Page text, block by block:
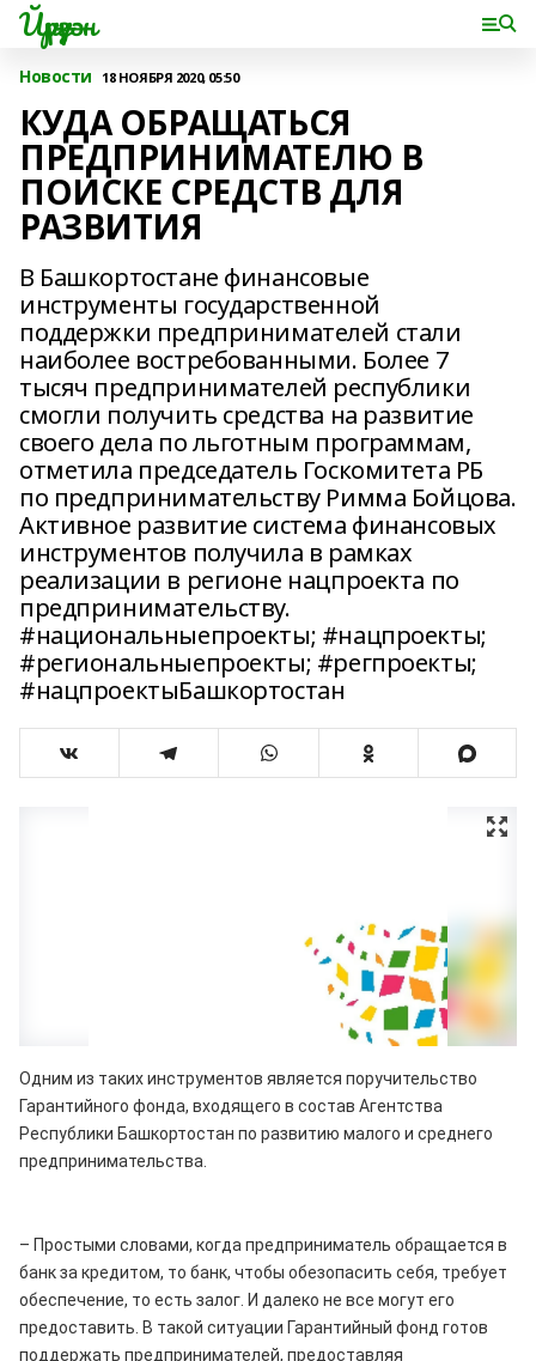
Йүрүҙән
Новости 18 НОЯБРЯ 2020, 05:50
КУДА ОБРАЩАТЬСЯ
ПРЕДПРИНИМАТЕЛЮ В
ПОИСКЕ СРЕДСТВ ДЛЯ
РАЗВИТИЯ
В Башкортостане финансовые
инструменты государственной
поддержки предпринимателей стали
наиболее востребованными. Более 7
тысяч предпринимателей республики
смогли получить средства на развитие
своего дела по льготным программам,
отметила председатель Госкомитета РБ
по предпринимательству Римма Бойцова.
Активное развитие система финансовых
инструментов получила в рамках
реализации в регионе нацпроекта по
предпринимательству.
#национальныепроекты; #нацпроекты;
#региональныепроекты; #регпроекты;
#нацпроектыБашкортостан
Одним из таких инструментов является поручительство
Гарантийного фонда, входящего в состав Агентства
Республики Башкортостан по развитию малого и среднего
предпринимательства.
– Простыми словами, когда предприниматель обращается в
банк за кредитом, то банк, чтобы обезопасить себя, требует
обеспечение, то есть залог. И далеко не все могут его
предоставить. В такой ситуации Гарантийный фонд готов
поддержать предпринимателей, предоставляя